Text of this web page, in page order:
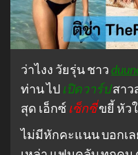
ว่าไงง วัยรุ่น ชาว
ท่าน ไป เปิดวาร์ปสาว
สุด เอ็กซ์ เซ็กซี่ขยี้ หัว
ไม่มีหักคะแนน บอกเล